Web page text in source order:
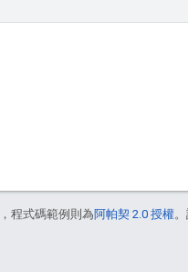
，程式碼範例則為阿帕契 2.0 授權